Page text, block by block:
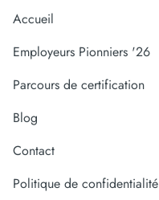
Accueil
Employeurs Pionniers '26
Parcours de certification
Blog
Contact
Politique de confidentialité